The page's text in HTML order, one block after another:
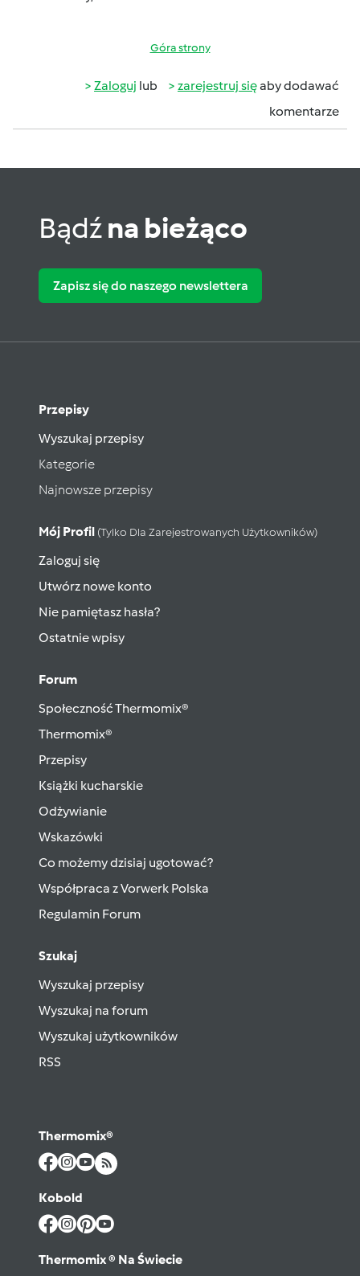
Góra strony
Zaloguj lub zarejestruj sięaby dodawać
komentarze
Bądźna bieżąco
Zapisz się do naszego newslettera
Przepisy
Wyszukaj przepisy
Kategorie
Najnowsze przepisy
Mój Profil (tylko Dla Zarejestrowanych Użytkowników)
Zaloguj się
Utwórz nowe konto
Nie pamiętasz hasła?
Ostatnie wpisy
Forum
Społeczność Thermomix®
Thermomix®
Przepisy
Książki kucharskie
Odżywianie
Wskazówki
Co możemy dzisiaj ugotować?
Współpraca z Vorwerk Polska
Regulamin Forum
Szukaj
Wyszukaj przepisy
Wyszukaj na forum
Wyszukaj użytkowników
RSS
Thermomix®
Kobold
Thermomix ® Na Świecie